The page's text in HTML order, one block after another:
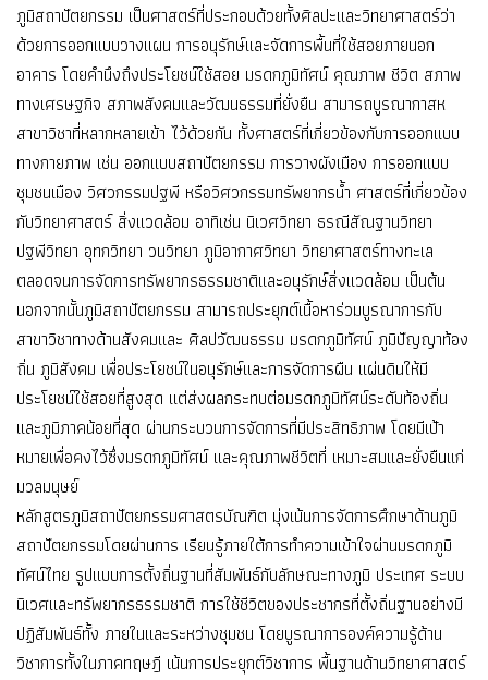
ภูมิสถาปัตยกรรม เป็นศาสตร์ที่ประกอบด้วยทั้งศิลปะและวิทยาศาสตร์ว่า
ด้วยการออกแบบวางแผน การอนุรักษ์และจัดการพื้นที่ใช้สอยภายนอก
อาคาร โดยคำนึงถึงประโยชน์ใช้สอย มรดกภูมิทัศน์ คุณภาพ ชีวิต สภาพ
ทางเศรษฐกิจ สภาพสังคมและวัฒนธรรมที่ยั่งยืน สามารถบูรณากาสห
สาขาวิชาที่หลากหลายเข้า ไว้ด้วยกัน ทั้งศาสตร์ที่เกี่ยวข้องกับการออกแบบ
ทางกายภาพ เช่น ออกแบบสถาปัตยกรรม การวางผังเมือง การออกแบบ
ชุมชนเมือง วิศวกรรมปฐพี หรือวิศวกรรมทรัพยากรน้ำ ศาสตร์ที่เกี่ยวข้อง
กับวิทยาศาสตร์ สิ่งแวดล้อม อาทิเช่น นิเวศวิทยา ธรณีสัณฐานวิทยา
ปฐพีวิทยา อุทกวิทยา วนวิทยา ภูมิอากาศวิทยา วิทยาศาสตร์ทางทะเล
ตลอดจนการจัดการทรัพยากรธรรมชาติและอนุรักษ์สิ่งแวดล้อม เป็นต้น
นอกจากนั้นภูมิสถาปัตยกรรม สามารถประยุกต์เนื้อหาร่วมบูรณาการกับ
สาขาวิชาทางด้านสังคมและ ศิลปวัฒนธรรม มรดกภูมิทัศน์ ภูมิปัญญาท้อง
ถิ่น ภูมิสังคม เพื่อประโยชน์ในอนุรักษ์และการจัดการผืน แผ่นดินให้มี
ประโยชน์ใช้สอยที่สูงสุด แต่ส่งผลกระทบต่อมรดกภูมิทัศน์ระดับท้องถิ่น
และภูมิภาคน้อยที่สุด ผ่านกระบวนการจัดการที่มีประสิทธิภาพ โดยมีเป้า
หมายเพื่อคงไว้ซึ่งมรดกภูมิทัศน์ และคุณภาพชีวิตที่ เหมาะสมและยั่งยืนแก่
มวลมนุษย์
หลักสูตรภูมิสถาปัตยกรรมศาสตรบัณฑิต มุ่งเน้นการจัดการศึกษาด้านภูมิ
สถาปัตยกรรมโดยผ่านการ เรียนรู้ภายใต้การทำความเข้าใจผ่านมรดกภูมิ
ทัศน์ไทย รูปแบบการตั้งถิ่นฐานที่สัมพันธ์กับลักษณะทางภูมิ ประเทศ ระบบ
นิเวศและทรัพยากรธรรมชาติ การใช้ชีวิตของประชากรที่ตั้งถิ่นฐานอย่างมี
ปฏิสัมพันธ์ทั้ง ภายในและระหว่างชุมชน โดยบูรณาการองค์ความรู้ด้าน
วิชาการทั้งในภาคทฤษฎี เน้นการประยุกต์วิชาการ พื้นฐานด้านวิทยาศาสตร์